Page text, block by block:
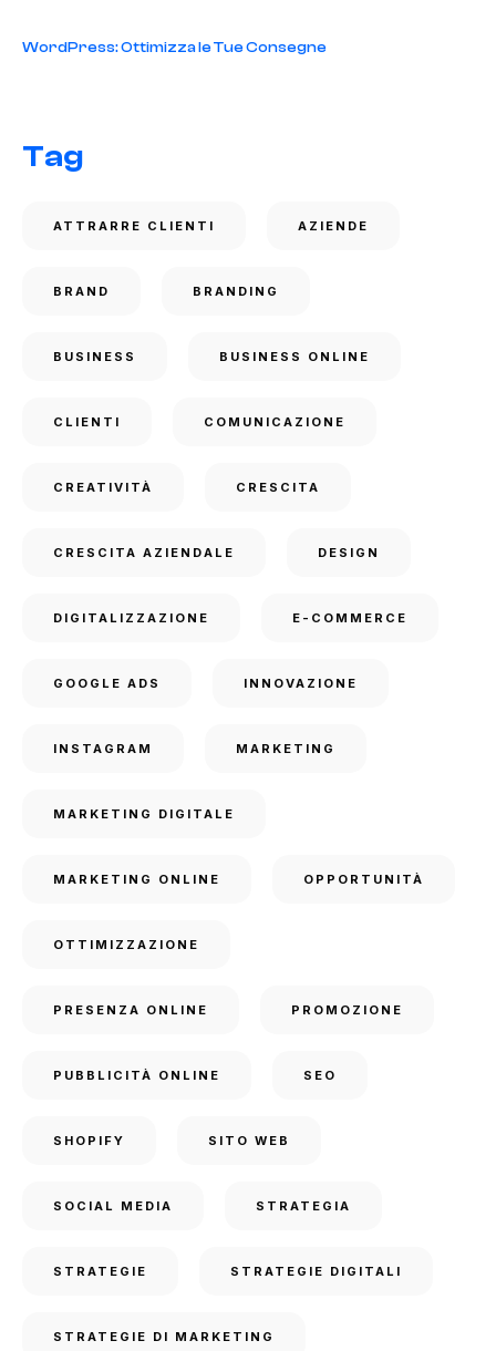
WordPress: Ottimizza le Tue Consegne
Tag
ATTRARRE CLIENTI AZIENDE
BRAND BRANDING
BUSINESS BUSINESS ONLINE
CLIENTI COMUNICAZIONE
CREATIVITÀ CRESCITA
CRESCITA AZIENDALE DESIGN
DIGITALIZZAZIONE E-COMMERCE
GOOGLE ADS INNOVAZIONE
INSTAGRAM MARKETING
MARKETING DIGITALE
MARKETING ONLINE OPPORTUNITÀ
OTTIMIZZAZIONE
PRESENZA ONLINE PROMOZIONE
PUBBLICITÀ ONLINE SEO
SHOPIFY SITO WEB
SOCIAL MEDIA STRATEGIA
STRATEGIE STRATEGIE DIGITALI
STRATEGIE DI MARKETING